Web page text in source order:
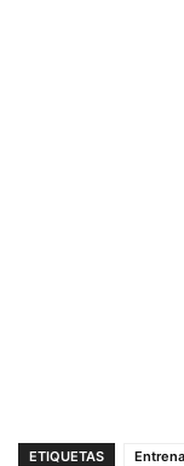
ETIQUETAS